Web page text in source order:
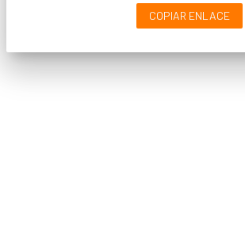
COPIAR ENLACE